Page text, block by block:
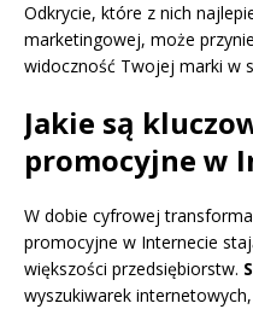
Odkrycie, które z nich
marketingowej, może
widoczność Twojej marki w
Jakie są
promocyjne w
W dobie cyfrowej
promocyjne w Internecie
większości przedsiębiorstw.
wyszukiwarek